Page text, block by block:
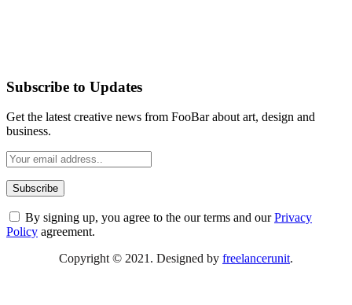
Subscribe to Updates
Get the latest creative news from FooBar about art, design and
business.
By signing up, you agree to the our terms and ourPrivacy
Policy agreement.
Copyright © 2021. Designed by freelancerunit.